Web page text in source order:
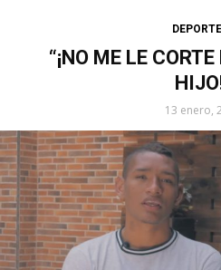
“¡NO ME LE
13 enero,